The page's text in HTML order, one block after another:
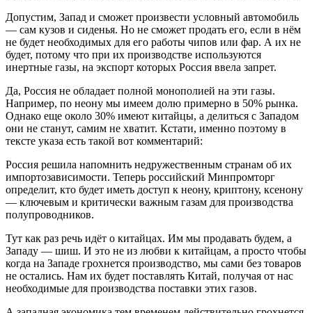
Допустим, Запад и сможет произвести условный автомобиль
— сам кузов и сиденья. Но не сможет продать его, если в нём
не будет необходимых для его работы чипов или фар. А их не
будет, потому что при их производстве используются
инертные газы, на экспорт которых Россия ввела запрет.
Да, Россия не обладает полной монополией на эти газы.
Например, по неону мы имеем долю примерно в 50% рынка.
Однако еще около 30% имеют китайцы, а делиться с Западом
они не станут, самим не хватит. Кстати, именно поэтому в
тексте указа есть такой вот комментарий:
Россия решила напомнить недружественным странам об их
импортозависимости. Теперь российский Минпромторг
определит, кто будет иметь доступ к неону, криптону, ксенону
— ключевым и критически важным газам для производства
полупроводников.
Тут как раз речь идёт о китайцах. Им мы продавать будем, а
Западу — шиш. И это не из любви к китайцам, а просто чтобы
когда на Западе грохнется производство, мы сами без товаров
не остались. Нам их будет поставлять Китай, получая от нас
необходимые для производства поставки этих газов.